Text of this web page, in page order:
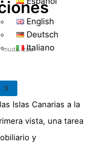
English
Deutsch
Italiano
X
mudanzas
Islas Canarias a la
vista, una tarea
y